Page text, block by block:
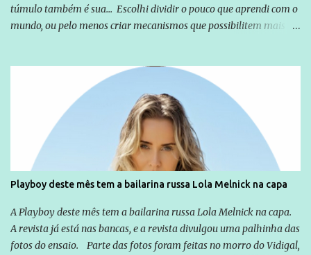
túmulo também é sua... Escolhi dividir o pouco que aprendi com o
mundo, ou pelo menos criar mecanismos que possibilitem mais e
empreendedor da comunicação, que além de informação
cotidiana, corriqueira e cada vez mais preocupantes, do tipo que
você já esta acostumado a ver neste espaço, vou trabalhar a ideia
que possibilite distribuir não só informações, mas que gere de
forma consistente a riqueza do conhecimento... Exemplo: o
cidadão brasileiro não precisa só ser informado sobre operações
da Lava Jato, Reformas que podem retirar ou não direitos, ou
quem vai ser preso ou não; é preciso levar até as pessoas, do mais
simples ao mais burguês, o que diz a nossa Constituição, quais são
seus direitos e deveres em ...
Playboy deste mês tem a bailarina russa Lola Melnick na capa
A Playboy deste mês tem a bailarina russa Lola Melnick na capa.
A revista já está nas bancas, e a revista divulgou uma palhinha das
fotos do ensaio. Parte das fotos foram feitas no morro do Vidigal,